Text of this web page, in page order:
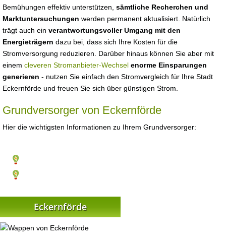
Bemühungen effektiv unterstützen, sämtliche Recherchen und
Marktuntersuchungen werden permanent aktualisiert. Natürlich
trägt auch ein verantwortungsvoller Umgang mit den
Energieträgern dazu bei, dass sich Ihre Kosten für die
Stromversorgung reduzieren. Darüber hinaus können Sie aber mit
einem cleveren Stromanbieter-Wechsel enorme Einsparungen
generieren - nutzen Sie einfach den Stromvergleich für Ihre Stadt
Eckernförde und freuen Sie sich über günstigen Strom.
Grundversorger von Eckernförde
Hier die wichtigsten Informationen zu Ihrem Grundversorger:
Eckernförde